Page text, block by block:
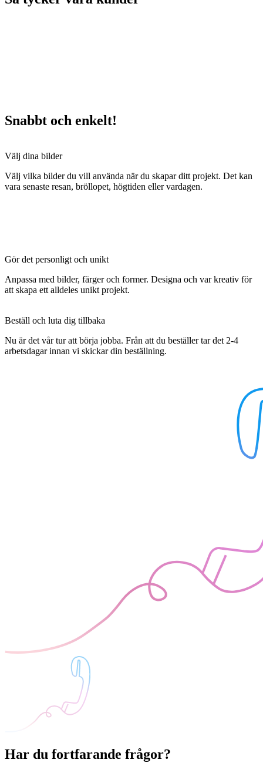
Snabbt och enkelt!
Välj dina bilder
Välj vilka bilder du vill använda när du skapar ditt projekt. Det kan
vara senaste resan, bröllopet, högtiden eller vardagen.
Gör det personligt och unikt
Anpassa med bilder, färger och former. Designa och var kreativ för
att skapa ett alldeles unikt projekt.
Beställ och luta dig tillbaka
Nu är det vår tur att börja jobba. Från att du beställer tar det 2-4
arbetsdagar innan vi skickar din beställning.
Har du fortfarande frågor?